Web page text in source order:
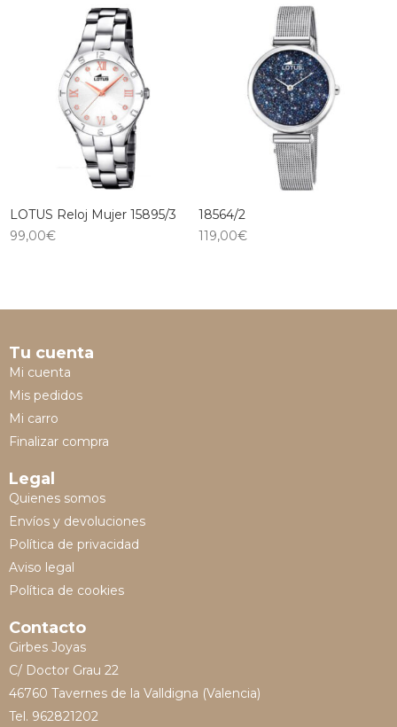
LOTUS Reloj Mujer 15895/3
99,00€
18564/2
119,00€
Tu cuenta
Mi cuenta
Mis pedidos
Mi carro
Finalizar compra
Legal
Quienes somos
Envíos y devoluciones
Política de privacidad
Aviso legal
Política de cookies
Contacto
Girbes Joyas
C/ Doctor Grau 22
46760 Tavernes de la Valldigna (Valencia)
Tel. 962821202